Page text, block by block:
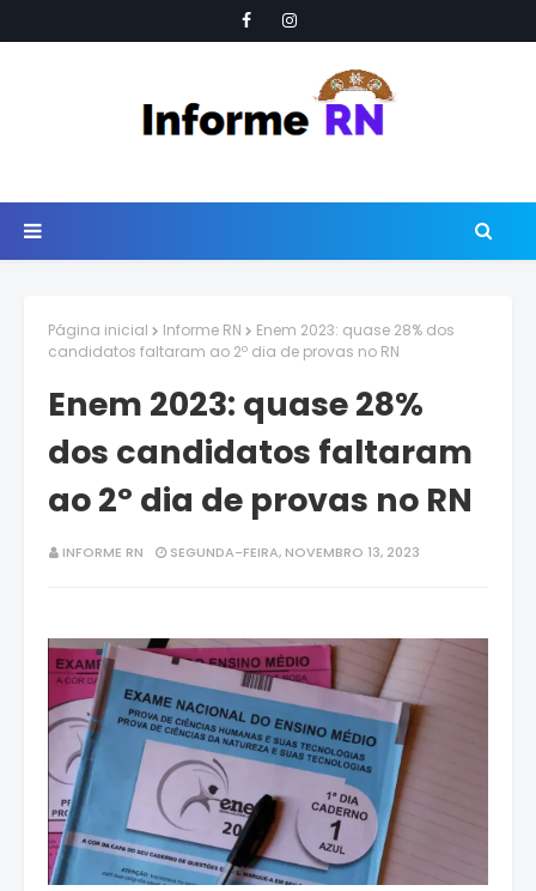
Página inicial Informe RN
Enem 2023: quase 28% dos
candidatos faltaram ao 2º dia de provas no RN
Enem 2023: quase 28%
dos candidatos faltaram
ao 2º dia de provas no RN
INFORME RN SEGUNDA-FEIRA, NOVEMBRO 13, 2023